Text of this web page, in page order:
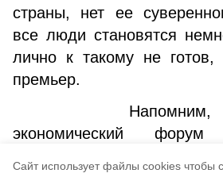
Cайт использует файлы cookies чтобы
страны, нет ее
все люди становятся
лично к такому не
премьер.
Напомним, VIII
экономический